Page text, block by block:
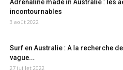
Adrénaline made in Australie : les
incontournables
3 août 2022
Surf en Australie : A la recherche
vague...
27 juillet 2022